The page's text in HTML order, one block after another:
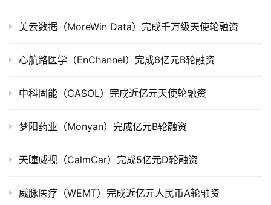
司
市
创
数
学
美云数据（MoreWin Data）完成千万级天使轮融资
心航路医学（EnChannel）完成6亿元B轮融资
中科固能（CASOL）完成近亿元天使轮融资
梦阳药业（Monyan）完成亿元B轮融资
天瞳威视（CalmCar）完成5亿元D轮融资
威脉医疗（WEMT）完成近亿元人民币A轮融资